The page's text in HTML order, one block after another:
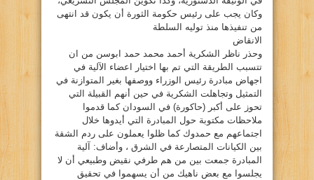
وكان يجب على رئيس حكومة الثورة أن يكون قد انتهى
من تنفيذها منذ توليه السلطة
الانقاض
وحذر ناظر الشكرية أحمد محمد حمد ابوسن من ان
تتسبب الطريقة التي تم بها اختيار اعضاء الآلية في
اجهاض مبادرة رئيس الوزراء ووصفها بغير المتوازنة في
التمثيل وتجاهلت الشكرية في حين أنهم القبيلة التي
تحوز على أكبر (حاكورة) في السودان كما قدموا
ملاحظات مكتوبة حول المبادرة التي أيدوها خلال
اجتماعهم مع حمدوك كما ظلوا يعملون على ردم الشقة
بين الكيانات المتصارعة في الشرق ، وأضاف: آلية
المبادرة جمعت بين من هم طرفي نقيض وطبيعي أن لا
يجلسوا مع بعض ناهيك من أن يسهموا في تحقيق